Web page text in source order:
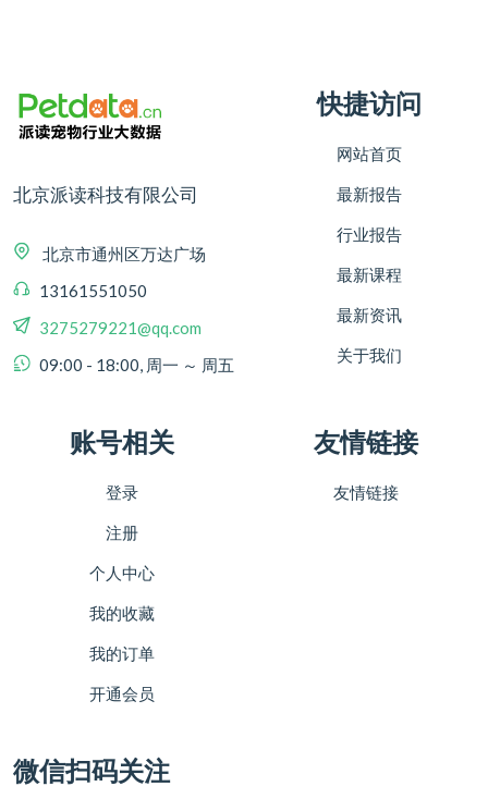
北京派读科技有限公司
北京市通州区万达广场
13161551050
3275279221@qq.com
09:00 - 18:00, 周一 ～ 周五
快捷访问
网站首页
最新报告
行业报告
最新课程
最新资讯
关于我们
账号相关
登录
注册
个人中心
我的收藏
我的订单
开通会员
友情链接
友情链接
微信扫码关注